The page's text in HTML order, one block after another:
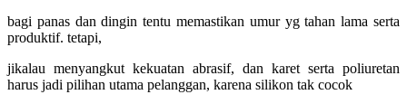
bagi panas dan dingin tentu memastikan umur yg tahan lama serta
produktif. tetapi,
jikalau menyangkut kekuatan abrasif, dan karet serta poliuretan
harus jadi pilihan utama pelanggan, karena silikon tak cocok